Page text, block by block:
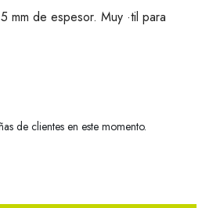
de espesor. Muy ·til para
de clientes en este momento.